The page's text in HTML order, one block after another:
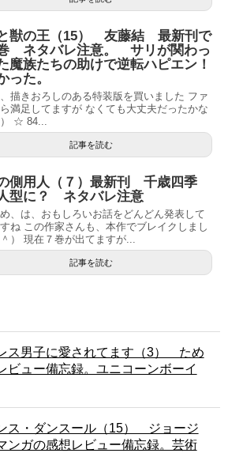
獣の王（15） 友藤結 最新刊で
ネタバレ注意。 サリが関わっ
魔族たちの助けで逆転ハピエン！
った。
描きおろしのある特装版を買いました ファ
満足してますが なくても大丈夫だったかな
） ☆ 84...
記事を読む
側用人（７）最新刊 千歳四季
型に？ ネタバレ注意
、は、おもしろいお話をどんどん発表して
ね この作家さんも、本作でブレイクしまし
） 現在７巻が出てますが...
記事を読む
ス男子に愛されてます（3） ため
ュー備忘録。ユニコーンボーイ
ス・ダンスール（15） ジョージ
ガの感想レビュー備忘録。芸術